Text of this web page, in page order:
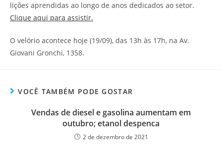
lições aprendidas ao longo de anos dedicados ao setor.
Clique aqui para assistir.
O velório acontece hoje (19/09), das 13h às 17h, na Av.
Giovani Gronchi, 1358.
VOCÊ TAMBÉM PODE GOSTAR
Vendas de diesel e gasolina aumentam em
outubro; etanol despenca
2 de dezembro de 2021